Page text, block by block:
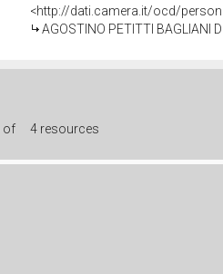
<http://dati.camera.it/ocd/
AGOSTINO PETITTI BAGLIANI
of 4 resources